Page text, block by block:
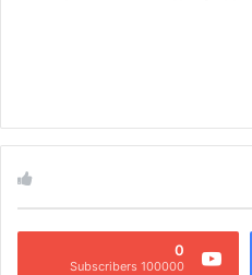
0
100000 Subscribers